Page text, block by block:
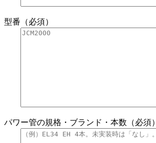
型番（必須）
パワー管の規格・ブランド・本数（必須）